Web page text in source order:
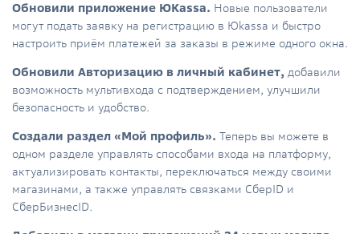
Обновили приложение ЮKassa. Новые пользователи
могут подать заявку на регистрацию в Юkassa и быстро
настроить приём платежей за заказы в режиме одного окна.
Обновили Авторизацию в личный кабинет, добавили
возможность мультивхода с подтверждением, улучшили
безопасность и удобство.
Создали раздел «Мой профиль». Теперь вы можете в
одном разделе управлять способами входа на платформу,
актуализировать контакты, переключаться между своими
магазинами, а также управлять связками СберID и
СберБизнесID.